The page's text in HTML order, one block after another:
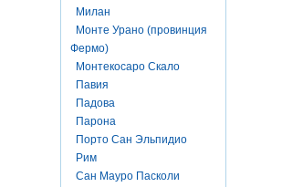
Милан
Монте Урано (провинция
Фермо)
Монтекосаро Скало
Павия
Падова
Парона
Порто Сан Эльпидио
Рим
Сан Мауро Пасколи